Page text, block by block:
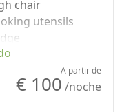
chair
utensils
de maderaA partir de
€ 100 /noche